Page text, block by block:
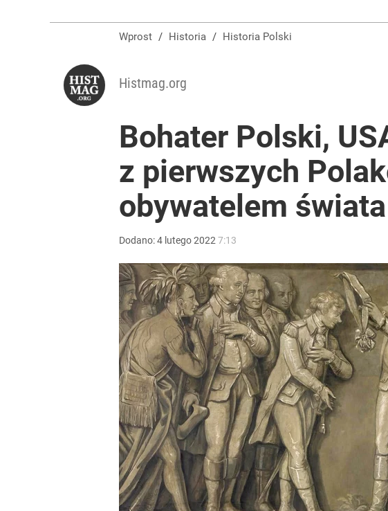
Wprost / Historia / Historia Polski
Histmag.org
Bohater Polski,
z pierwszych
obywatelem świata
Dodano:4 lutego2022 7:13